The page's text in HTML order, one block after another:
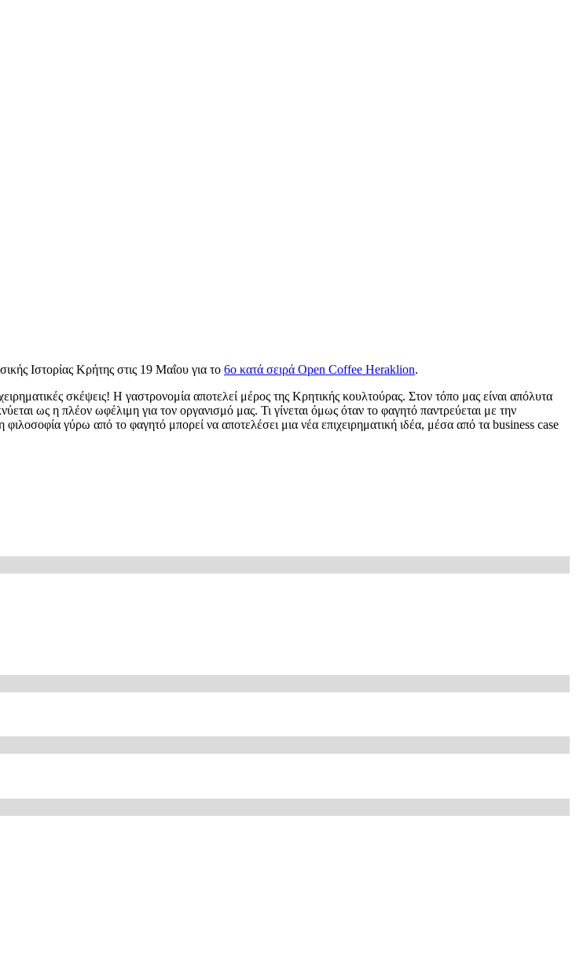
Ιστορίας Κρήτης στις 19 Μαΐου για το 6o κατά σειρά Open Coffee Heraklion.
σκέψεις! Η γαστρονομία αποτελεί μέρος της Κρητικής κουλτούρας. Στον τόπο μας είναι απόλυτα
ως η πλέον ωφέλιμη για τον οργανισμό μας. Τι γίνεται όμως όταν το φαγητό παντρεύεται με την
γύρω από το φαγητό μπορεί να αποτελέσει μια νέα επιχειρηματική ιδέα, μέσα από τα business case